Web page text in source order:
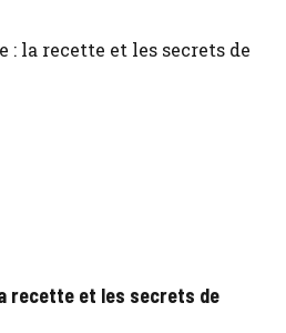
recette et les secrets de